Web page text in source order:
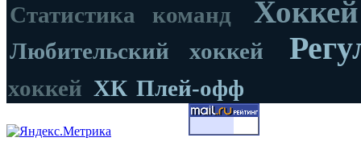
Статистика команд
Любительский хоккей
хоккей ХК Плей-офф